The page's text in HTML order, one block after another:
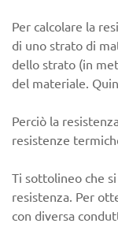
Per calcolare la
di uno strato di
dello strato (in
del materiale.
Perciò la
resistenze
Ti sottolineo che
resistenza. Per
con diversa